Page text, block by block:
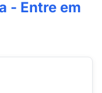
- Entre em